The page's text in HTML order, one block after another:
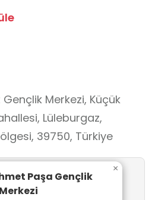
imkanı
yapabileceği
Merkezi, Küçük
Lüleburgaz,
39750, Türkiye
Paşa Gençlik
Merkezi
×